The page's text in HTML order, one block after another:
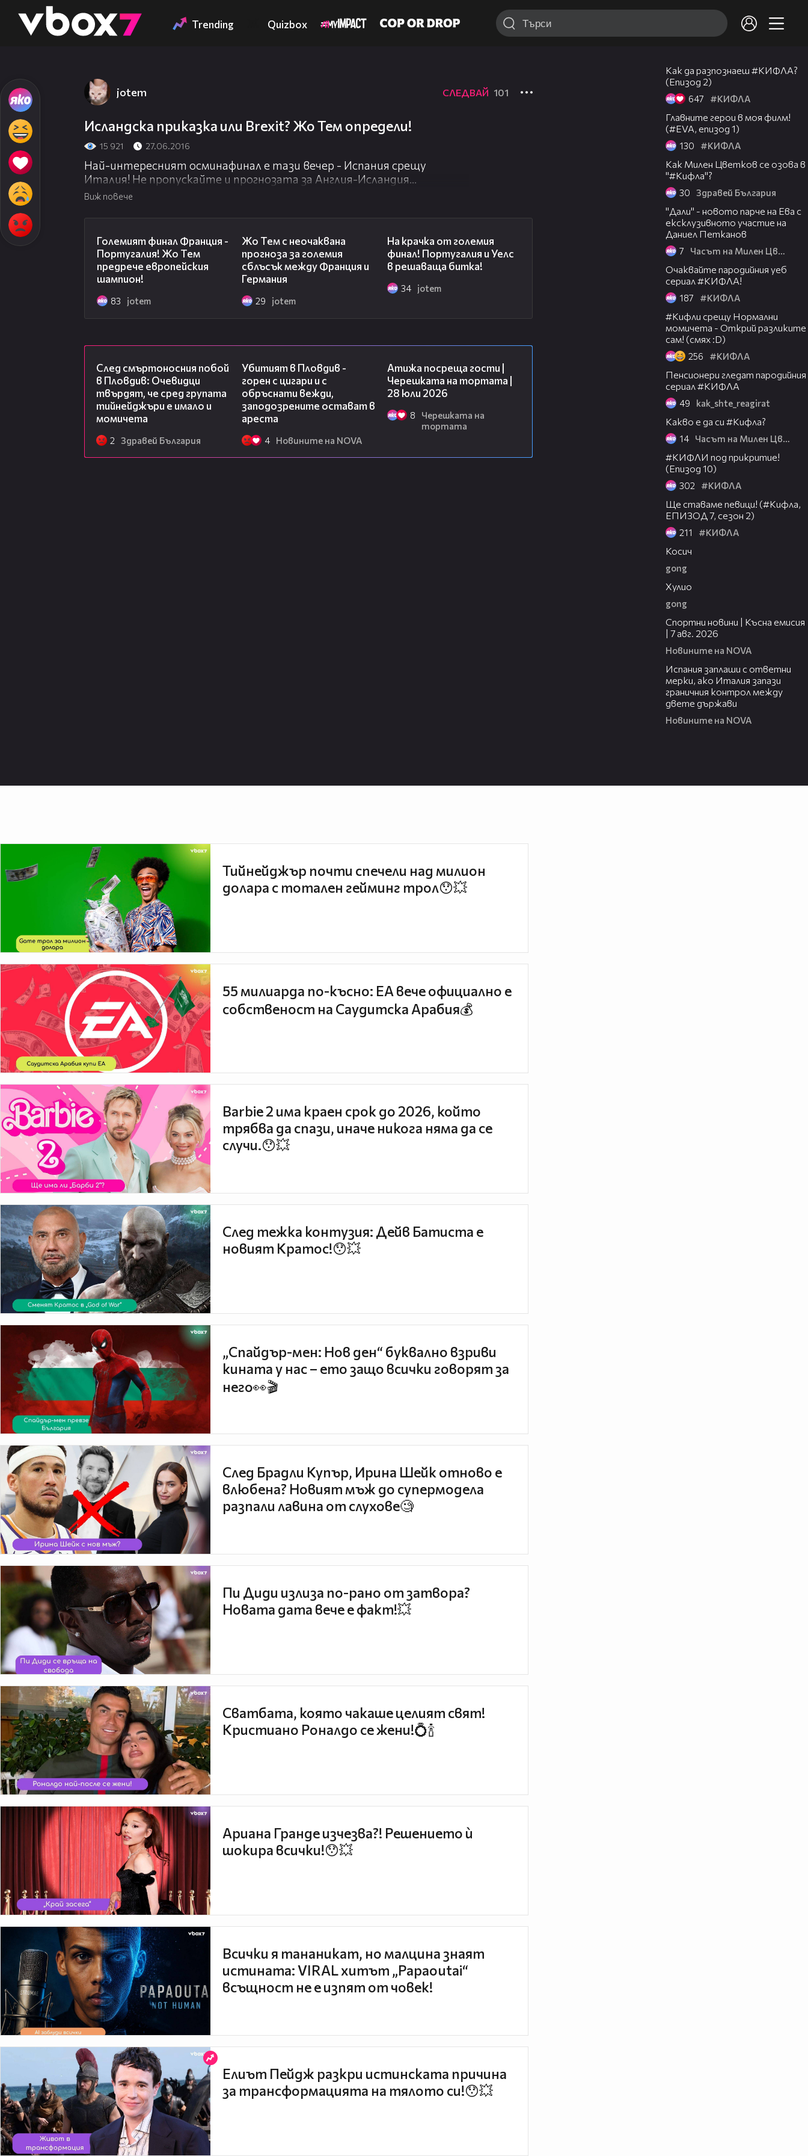
👾 Trending Quizbox
jotem СЛЕДВАЙ 101
Исландска приказка или Brexit? Жо Тем определи!
15 921 27.06.2016
Най-интересният осминафинал е тази вечер - Испания срещу
Италия! Не пропускайте и прогнозата за Англия-Исландия
Жо Тем обяви победителя без колебание.
https://www.facebook.com/kiflaofficial
Последвайте ни и в Instagram:
https://www.instagram.com/hashtag_kifla/
Producer: www.7talents.bg
Виж повече
Големият финал Франция -
Португалия! Жо Тем
предрече европейския
шампион!
83 jotem
Жо Тем с неочаквана
прогноза за големия
сблъсък между Франция и
Германия
29 jotem
На крачка от големия
финал! Португалия и Уелс
в решаваща битка!
34 jotem
След смъртоносния побой
в Пловдив: Очевидци
твърдят, че сред групата
тийнейджъри е имало и
момичета
2 Здравей България
Убитият в Пловдив -
горен с цигари и с
обръснати вежди,
заподозрените остават в
ареста
4 Новините на NOVA
Атижа посреща гости |
Черешката на тортата |
28 юли 2026
8
Черешката на
тортата
Как да разпознаеш #КИФЛА?
(Епизод 2)
647 #КИФЛА
Главните герои в моя филм!
(#EVA, епизод 1)
130 #КИФЛА
Как Милен Цветков се озова в
"#Кифла"?
30 Здравей България
"Дали" - новото парче на Ева с
ексклузивното участие на
Даниел Петканов
7 Часът на Милен Цветков
Очаквайте пародийния уеб
сериал #КИФЛА!
187 #КИФЛА
#Кифли срещу Нормални
момичета - Открий разликите
сам! (смях :D)
256 #КИФЛА
Пенсионери гледат пародийния
сериал #КИФЛА
49 kak_shte_reagirat
Какво е да си #Кифла?
14 Часът на Милен Цветков
#КИФЛИ под прикритие!
(Епизод 10)
302 #КИФЛА
Ще ставаме певици! (#Кифла,
ЕПИЗОД 7, сезон 2)
211 #КИФЛА
Косич
gong
Хулио
gong
Спортни новини | Късна емисия
| 7 авг. 2026
Новините на NOVA
Испания заплаши с ответни
мерки, ако Италия запази
граничния контрол между
двете държави
Новините на NOVA
Тийнейджър почти спечели над милион
долара с тотален гейминг трол😯💥
55 милиарда по-късно: EA вече официално е
собственост на Саудитска Арабия💰
Barbie 2 има краен срок до 2026, който
трябва да спази, иначе никога няма да се
случи.😯💥
След тежка контузия: Дейв Батиста е
новият Кратос!😯💥
„Спайдър-мен: Нов ден“ буквално взриви
кината у нас – ето защо всички говорят за
него👀🎬
След Брадли Купър, Ирина Шейк отново е
влюбена? Новият мъж до супермодела
разпали лавина от слухове🧐
Пи Диди излиза по-рано от затвора?
Новата дата вече е факт!💥
Сватбата, която чакаше целият свят!
Кристиано Роналдо се жени!💍🍾
Ариана Гранде изчезва?! Решението ѝ
шокира всички!😯💥
Всички я тананикат, но малцина знаят
истината: VIRAL хитът „Papaoutai“
всъщност не е изпят от човек!
Елиът Пейдж разкри истинската причина
за трансформацията на тялото си!😯💥